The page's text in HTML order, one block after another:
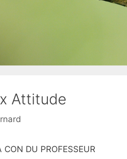
Attitude
DU PROFESSEUR